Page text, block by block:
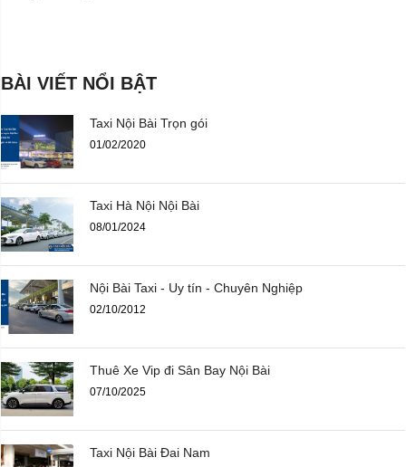
BÀI VIẾT NỔI BẬT
Taxi Nội Bài Trọn gói
01/02/2020
Taxi Hà Nội Nội Bài
08/01/2024
Nội Bài Taxi - Uy tín - Chuyên Nghiệp
02/10/2012
Thuê Xe Vip đi Sân Bay Nội Bài
07/10/2025
Taxi Nội Bài Đai Nam